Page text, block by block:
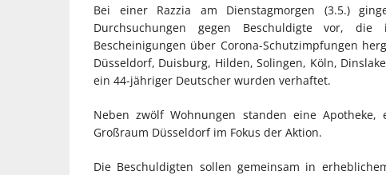
Bei einer Razzia am Dienstagmorgen (3.5.)
Durchsuchungen gegen Beschuldigte vor, die
Bescheinigungen über Corona-Schutzimpfungen
Düsseldorf, Duisburg, Hilden, Solingen, Köln,
ein 44-jähriger Deutscher wurden verhaftet.
Neben zwölf Wohnungen standen eine
Großraum Düsseldorf im Fokus der Aktion.
Die Beschuldigten sollen gemeinsam in